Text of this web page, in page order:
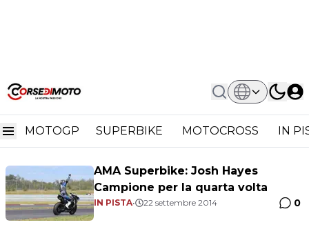
MOTOGP SUPERBIKE MOTOCROSS IN
Home AMA Superbike 2014
AMA Superbike 2014
AMA Superbike: Josh Hayes
Campione per la quarta volta
IN PISTA• 22 settembre 2014 0